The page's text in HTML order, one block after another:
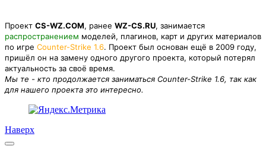
Проект CS-WZ.COM, ранее WZ-CS.RU, занимается
распространением моделей, плагинов, карт и других материалов
по игре Counter-Strike 1.6. Проект был основан ещё в 2009 году,
пришёл он на замену одного другого проекта, который потерял
актуальность за своё время.
Мы те - кто продолжается заниматься Counter-Strike 1.6, так как
для нашего проекта это интересно.
Наверх